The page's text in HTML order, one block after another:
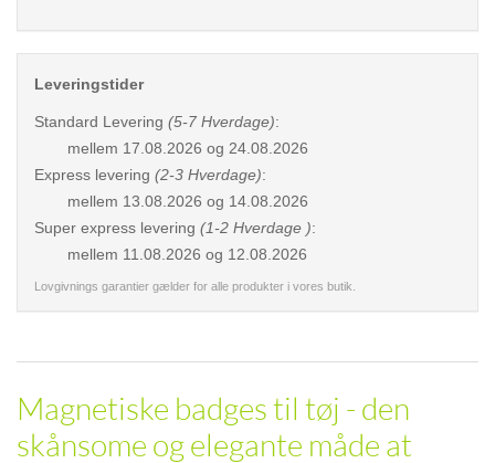
Leveringstider
Standard Levering (5-7 Hverdage):
mellem 17.08.2026 og 24.08.2026
Express levering (2-3 Hverdage):
mellem 13.08.2026 og 14.08.2026
Super express levering (1-2 Hverdage ):
mellem 11.08.2026 og 12.08.2026
Lovgivnings garantier gælder for alle produkter i vores butik.
Magnetiske badges til tøj - den
skånsome og elegante måde at